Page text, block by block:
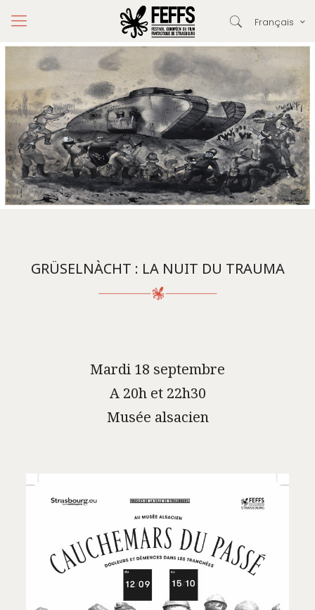
Français
GRÜSELNÀCHT : LA NUIT DU TRAUMA
Mardi 18 septembre
A 20h et 22h30
Musée alsacien